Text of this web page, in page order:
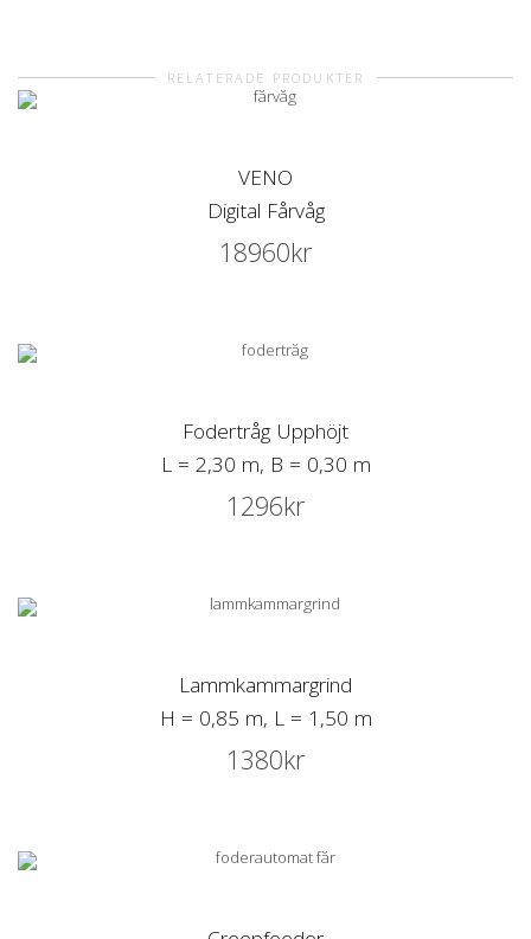
RELATERADE PRODUKTER
VENO
Digital Fårvåg
18960kr
Fodertråg Upphöjt
L = 2,30 m, B = 0,30 m
1296kr
Lammkammargrind
H = 0,85 m, L = 1,50 m
1380kr